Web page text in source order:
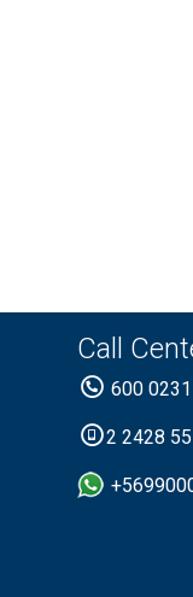
Call
600
2 2428